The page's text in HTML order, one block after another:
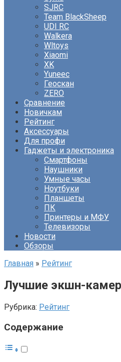
SJRC
Team BlackSheep
UDI RC
Walkera
Wltoys
Xiaomi
XK
Yuneec
Геоскан
ZERO
Сравнение
Новичкам
Рейтинг
Аксессуары
Для профи
Гаджеты и электроника
Смартфоны
Наушники
Умные часы
Ноутбуки
Планшеты
ПК
Принтеры и МФУ
Телевизоры
Новости
Обзоры
Главная » Рейтинг
Лучшие экшн-
Рубрика: Рейтинг
Содержание